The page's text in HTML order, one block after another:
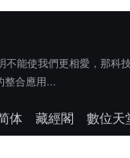
能使我們更相愛，那科
整合應用...
体 藏經閣
數位天